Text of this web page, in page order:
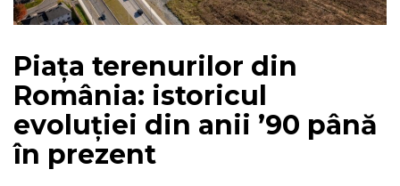
Piața terenurilor din
România: istoricul
evoluției din anii ’90 până
în prezent